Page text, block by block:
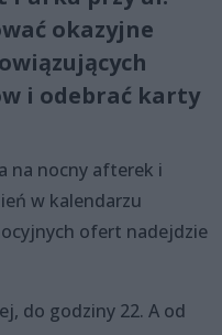
okazyjne
i odebrać karty
na nocny afterek i
w kalendarzu
ofert nadejdzie
do godziny 22. A od